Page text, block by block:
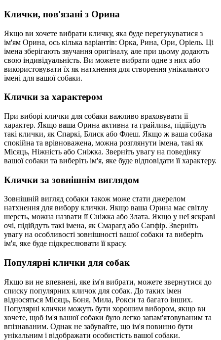
Клички, пов'язані з Орина
Якщо ви хочете вибрати кличку, яка буде перегукуватися з
ім'ям Орина, ось кілька варіантів: Орка, Рина, Ори, Оріель. Ці
імена зберігають звучання оригіналу, але при цьому додають
свою індивідуальність. Ви можете вибрати одне з них або
використовувати їх як натхнення для створення унікального
імені для вашої собаки.
Клички за характером
При виборі клички для собаки важливо враховувати її
характер. Якщо ваша Орина активна та грайлива, підійдуть
такі клички, як Спаркі, Блиск або Флеш. Якщо ж ваша собака
спокійна та врівноважена, можна розглянути імена, такі як
Місяць, Ніжність або Сніжка. Зверніть увагу на поведінку
вашої собаки та виберіть ім'я, яке буде відповідати її характеру.
Клички за зовнішнім виглядом
Зовнішній вигляд собаки також може стати джерелом
натхнення для вибору клички. Якщо ваша Орина має світлу
шерсть, можна назвати її Сніжка або Злата. Якщо у неї яскраві
очі, підійдуть такі імена, як Смарагд або Сапфір. Зверніть
увагу на особливості зовнішності вашої собаки та виберіть
ім'я, яке буде підкреслювати її красу.
Популярні клички для собак
Якщо ви не впевнені, яке ім'я вибрати, можете звернутися до
списку популярних кличок для собак. До таких імен
відносяться Місяць, Боня, Мила, Рокси та багато інших.
Популярні клички можуть бути хорошим вибором, якщо ви
хочете, щоб ім'я вашої собаки було легко запам'ятовуваним та
впізнаваним. Однак не забувайте, що ім'я повинно бути
унікальним і відображати особистість вашої собаки.